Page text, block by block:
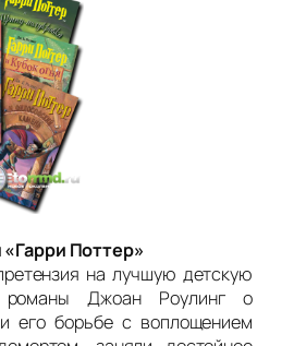
Поттер»
на лучшую детскую
романы Джоан Роулинг о
его борьбе с воплощением